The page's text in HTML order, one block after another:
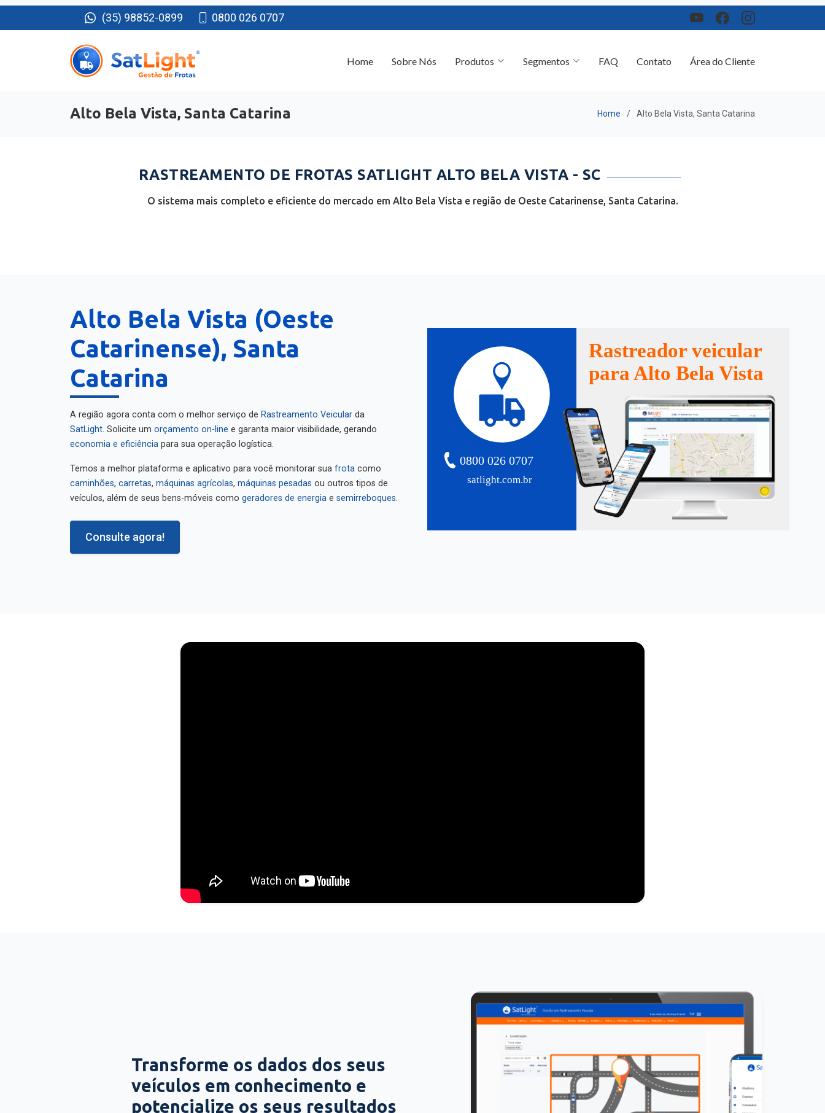
(35) 98852-0899 0800 026 0707
Área do Cliente
Alto Bela Vista, Santa Catarina Home Alto Bela Vista, Santa Catarina
RASTREAMENTO DE FROTAS SATLIGHT ALTO BELA VISTA - SC
O sistema mais completo e eficiente do mercado em Alto Bela Vista e região de Oeste Catarinense, Santa Catarina.
Alto Bela Vista (Oeste
Catarinense), Santa
Catarina
A região agora conta com o melhor serviço de Rastreamento Veicular da
SatLight . Solicite um orçamento on-line e garanta maior visibilidade, gerando
economia e eficiência para sua operação logística.
Temos a melhor plataforma e aplicativo para você monitorar sua frota como
caminhões carretas máquinas agrícolas máquinas pesadas ou outros tipos de
veículos, além de seus bens-móveis como geradores de energia e semirreboques
Consulte agora!
satlight.com.br
0800 026 0707
Rastreador veicular
para Alto Bela Vista
Transforme os dados dos seus
veículos em conhecimento e
potencialize os seus resultados